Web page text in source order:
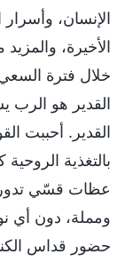
الإنسان،
الأخيرة،
خلال فترة
القدير هو الرب
القدير. أحببت
بالتغذية الروحية
عظات قسّي تدور
ومملة، دون أي
حضور قداس